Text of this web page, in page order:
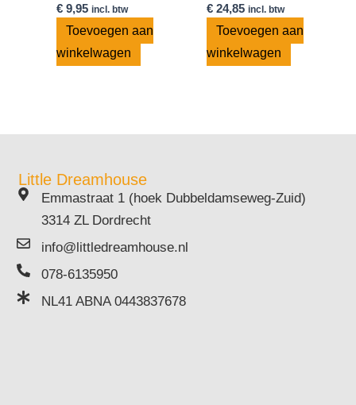
€ 9,95 incl. btw
Toevoegen aan
winkelwagen
€24,85 incl. btw
Toevoegen aan
winkelwagen
Little Dreamhouse
Emmastraat 1 (hoek Dubbeldamseweg-Zuid)
3314 ZL Dordrecht
info@littledreamhouse.nl
078-6135950
NL41 ABNA 0443837678